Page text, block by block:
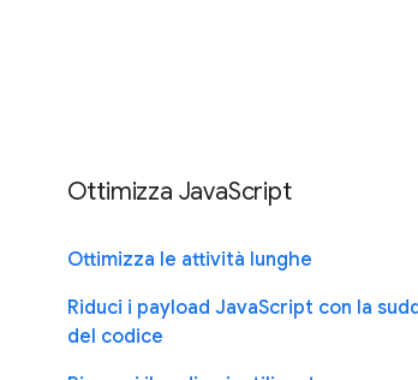
Ottimizza JavaScript
Ottimizza le attività lunghe
Riduci i payload JavaScript con la
del codice